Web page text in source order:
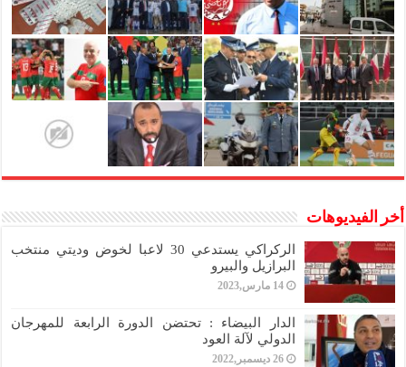
أخر الفيديوهات
الركراكي يستدعي 30 لاعبا لخوض وديتي منتخب
البرازيل والبيرو
14 مارس,2023
الدار البيضاء : تحتضن الدورة الرابعة للمهرجان
الدولي لآلة العود
26 ديسمبر,2022